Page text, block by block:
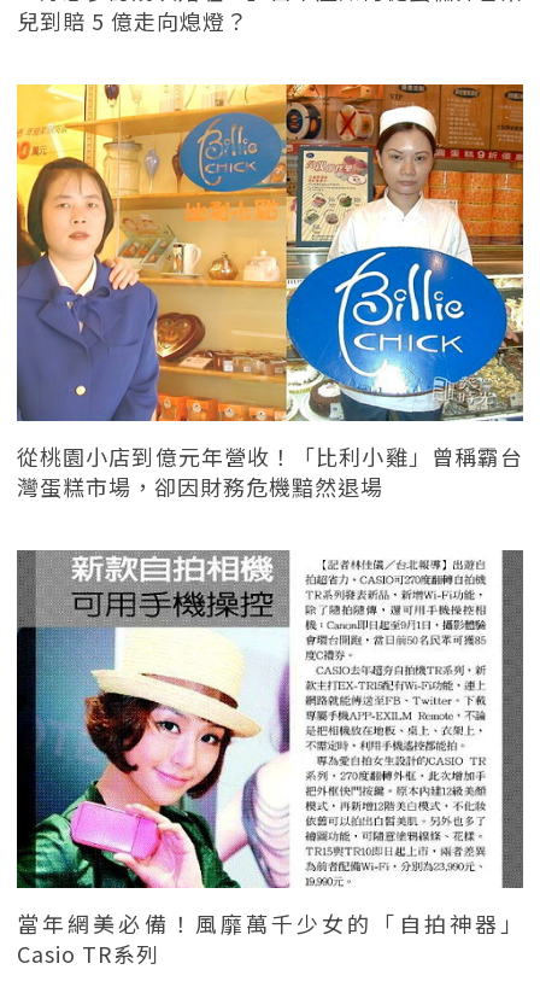
兒到賠 5 億走向熄燈？
從桃園小店到億元年營收！「比利小雞」曾稱霸台
灣蛋糕市場，卻因財務危機黯然退場
當年網美必備！風靡萬千少女的「自拍神器」
Casio TR系列